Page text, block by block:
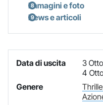
Immagini e foto
News e articoli
Data di uscita
3
4
Genere